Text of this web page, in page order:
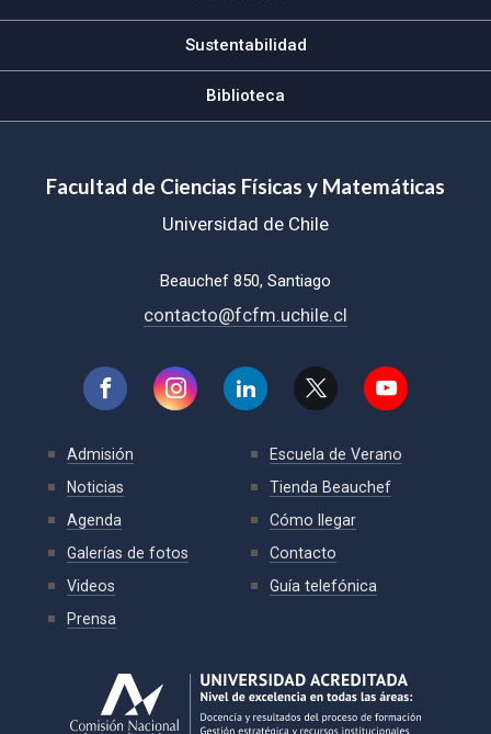
Sustentabilidad
Biblioteca
Facultad de Ciencias Físicas y Matemáticas
Universidad de Chile
Beauchef 850, Santiago
contacto@fcfm.uchile.cl
Admisión
Noticias
Agenda
Galerías de fotos
Videos
Prensa
Escuela de Verano
Tienda Beauchef
Cómo llegar
Contacto
Guía telefónica